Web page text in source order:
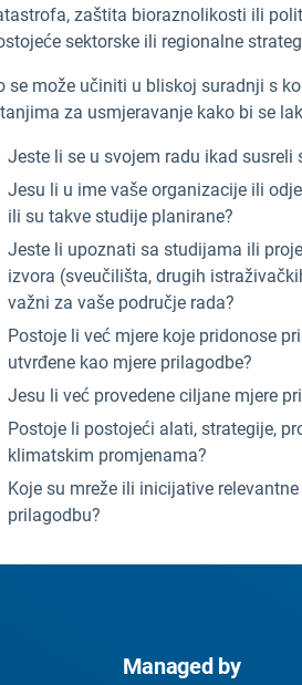
zaštita bioraznolikosti ili
sektorske ili regionalne
se može učiniti u bliskoj suradnji s
za usmjeravanje kako bi se
Jeste li se u svojem radu ikad
Jesu li u ime vaše organizacije ili
ili su takve studije planirane?
Jeste li upoznati sa studijama ili
izvora (sveučilišta, drugih
važni za vaše područje rada?
Postoje li već mjere koje pridonose
utvrđene kao mjere prilagodbe?
Jesu li već provedene ciljane mjere
Postoje li postojeći alati, strategije,
klimatskim promjenama?
Koje su mreže ili inicijative
prilagodbu?
Managed by